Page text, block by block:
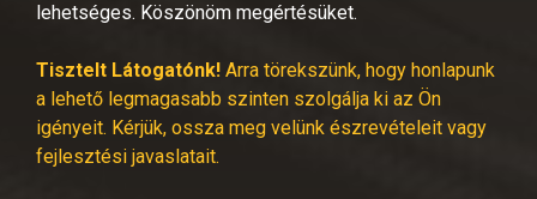
lehetséges. Köszönöm megértésüket.
Tisztelt Látogatónk! Arra törekszünk, hogy honlapunk
a lehető legmagasabb szinten szolgálja ki az Ön
igényeit. Kérjük, ossza meg velünk észrevételeit vagy
fejlesztési javaslatait.